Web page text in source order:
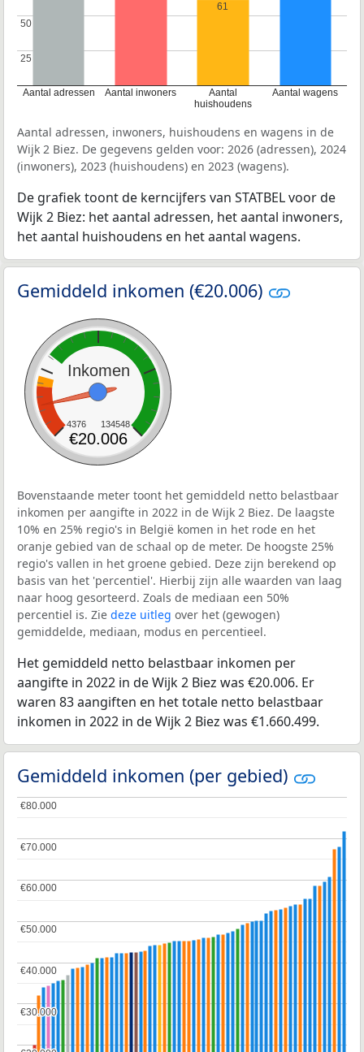
Aantal adressen Aantal inwoners
Aantal
huishoudens
Aantal wagens
25
25
50
50
61
Aantal adressen, inwoners, huishoudens en wagens in de
Wijk 2 Biez. De gegevens gelden voor: 2026 (adressen), 2024
(inwoners), 2023 (huishoudens) en 2023 (wagens).
De grafiek toont de kerncijfers van STATBEL voor de
Wijk 2 Biez: het aantal adressen, het aantal inwoners,
het aantal huishoudens en het aantal wagens.
Gemiddeld inkomen (€20.006)
Inkomen
4376 134548
€20.006
Bovenstaande meter toont het gemiddeld netto belastbaar
inkomen per aangifte in 2022 in de Wijk 2 Biez. De laagste
10% en 25% regio's in België komen in het rode en het
oranje gebied van de schaal op de meter. De hoogste 25%
regio's vallen in het groene gebied. Deze zijn berekend op
basis van het 'percentiel'. Hierbij zijn alle waarden van laag
naar hoog gesorteerd. Zoals de mediaan een 50%
percentiel is. Zie deze uitleg over het (gewogen)
gemiddelde, mediaan, modus en percentieel.
Het gemiddeld netto belastbaar inkomen per
aangifte in 2022 in de Wijk 2 Biez was €20.006. Er
waren 83 aangiften en het totale netto belastbaar
inkomen in 2022 in de Wijk 2 Biez was €1.660.499.
Gemiddeld inkomen (per gebied)
€30.000
€30.000
€40.000
€40.000
€50.000
€50.000
€60.000
€60.000
€70.000
€70.000
€80.000
€80.000